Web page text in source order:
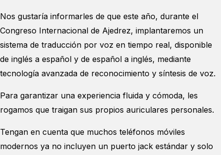
Nos gustaría informarles de que este año, durante el
Congreso Internacional de Ajedrez, implantaremos un
sistema de traducción por voz en tiempo real, disponible
de inglés a español y de español a inglés, mediante
tecnología avanzada de reconocimiento y síntesis de voz.
Para garantizar una experiencia fluida y cómoda, les
rogamos que traigan sus propios auriculares personales.
Tengan en cuenta que muchos teléfonos móviles
modernos ya no incluyen un puerto jack estándar y solo